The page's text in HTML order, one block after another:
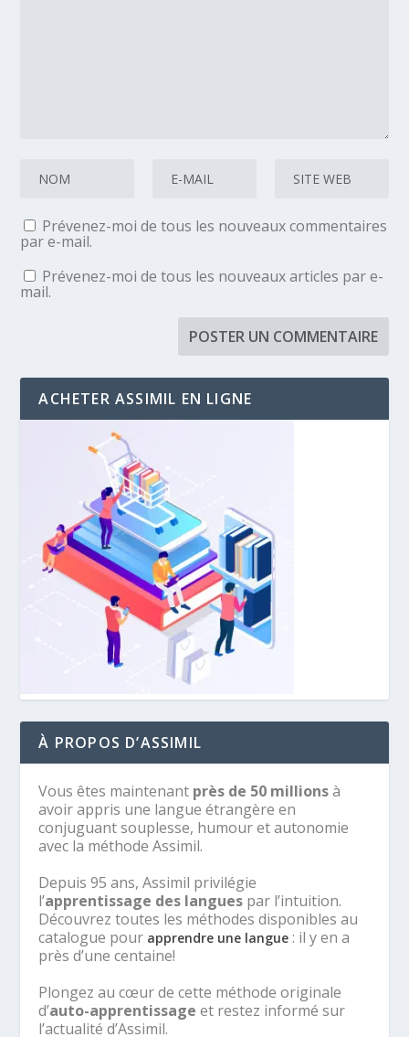
Prévenez-moi de tous les nouveaux commentaires
par e-mail.
Prévenez-moi de tous les nouveaux articles par e-
mail.
ACHETER ASSIMIL EN LIGNE
À PROPOS D’ASSIMIL
Vous êtes maintenant près de 50 millionsà
avoir appris une langue étrangère en
conjuguant souplesse, humour et autonomie
avec la méthode Assimil.
Depuis 95 ans, Assimil privilégie
l’apprentissage des langues par l’intuition.
Découvrez toutes les méthodes disponibles au
catalogue pour apprendre une langue : il y en a
près d’une centaine!
Plongez au cœur de cette méthode originale
d’auto-apprentissage et restez informé sur
l’actualité d’Assimil.